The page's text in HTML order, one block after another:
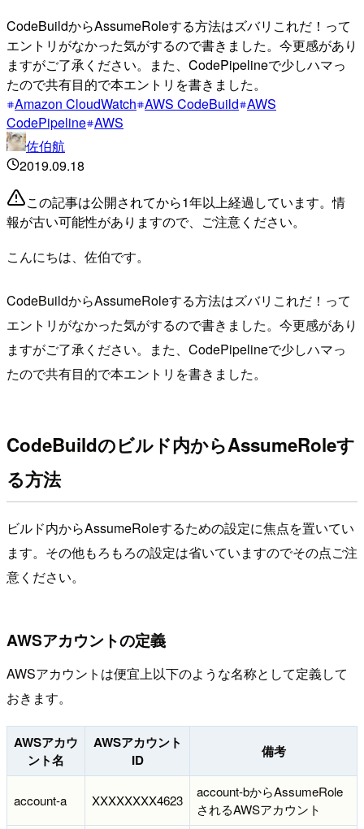
CodeBuildからAssumeRoleする方法はズバリこれだ！って
エントリがなかった気がするので書きました。今更感があり
ますがご了承ください。また、CodePipelineで少しハマっ
たので共有目的で本エントリを書きました。
Amazon CloudWatch AWS CodeBuild AWS
CodePipeline AWS
佐伯航
2019.09.18
この記事は公開されてから1年以上経過しています。情
報が古い可能性がありますので、ご注意ください。
こんにちは、佐伯です。
CodeBuildからAssumeRoleする方法はズバリこれだ！って
エントリがなかった気がするので書きました。今更感があり
ますがご了承ください。また、CodePipelineで少しハマっ
たので共有目的で本エントリを書きました。
CodeBuildのビルド内からAssumeRoleす
る方法
ビルド内からAssumeRoleするための設定に焦点を置いてい
ます。その他もろもろの設定は省いていますのでその点ご注
意ください。
AWSアカウントの定義
AWSアカウントは便宜上以下のような名称として定義して
おきます。
AWSアカウ
ント名
AWSアカウント
ID
備考
account-a XXXXXXXX4623
account-bからAssumeRole
されるAWSアカウント